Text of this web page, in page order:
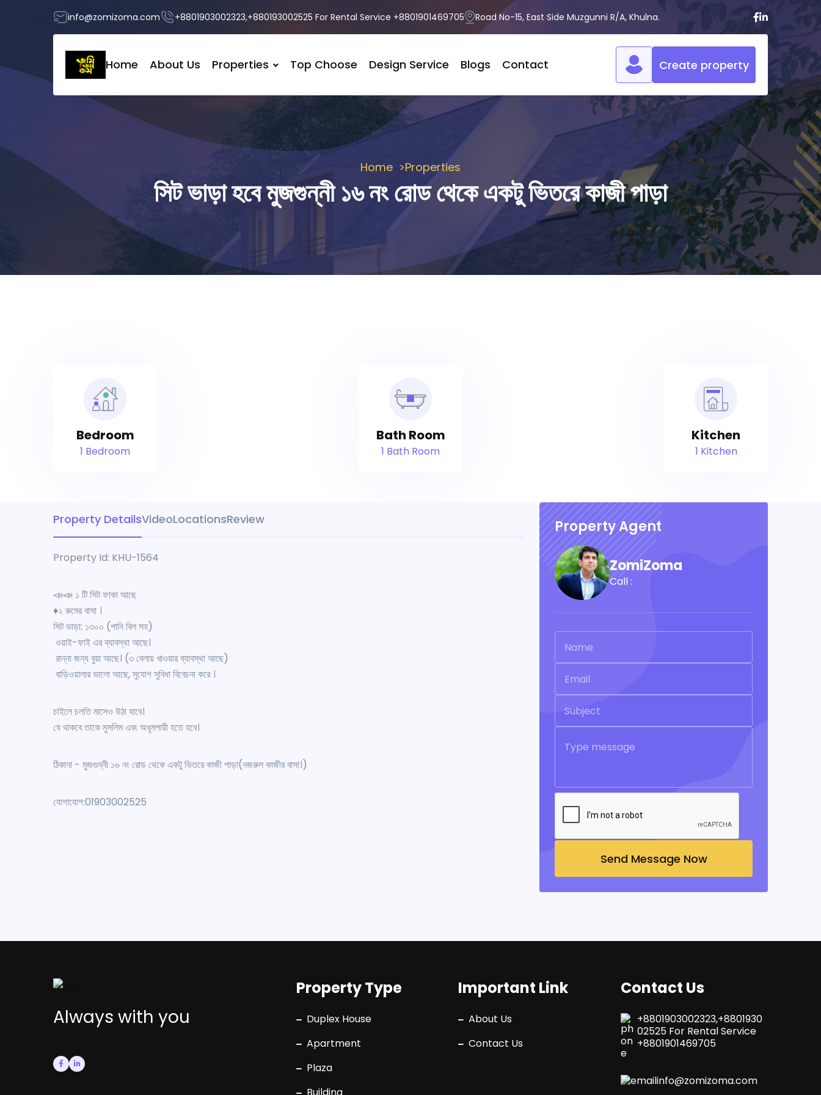
info@zomizoma.com +8801903002323,+880193002525 For Rental Service +8801901469705 Road No-15, East Side Muzgunni R/A, Khulna.
Home About Us Properties Top Choose Design Service Blogs Contact Create property
Home Properties
সিট ভাড়া হবে মুজগুন্নী ১৬ নং রোড থেকে একটু ভিতরে কাজী পাড়া
Bedroom
1 Bedroom
Bath Room
1 Bath Room
Kitchen
1 Kitchen
Property DetailsVideoLocationsReview
Property Id: KHU-1564
📣📣 ১ টি সিট ফাকা আছে
♦️২ রুমের বাসা ।
সিট ভাড়া: ১৩০০ (পানি বিল সহ)
ওয়াই-ফাই এর ব্যাবস্থা আছে।
রান্না জন্য বুয়া আছে। (৩ বেলায় খাওয়ার ব্যাবস্থা আছে)
বাড়িওয়ালার ভালো আছে, সুযোগ সুবিধা বিবেচনা করে ।
চাইলে চলতি মাসেও উঠা যাবে।
যে থাকবে তাকে মুসলিম এবং অধূমপায়ী হতে হবে।
ঠিকানা - মুজগুন্নী ১৬ নং রোড থেকে একটু ভিতরে কাজী পাড়া(নজরুল কাজীর বাসা।)
যোগাযোগ:01903002525
Property Agent
ZomiZoma
Call :
Send Message Now
Always with you
Property Type
Duplex House
Apartment
Plaza
Important Link
About Us
Contact Us
Contact Us
+8801903002323,+8801930
02525 For Rental Service
+8801901469705
info@zomizoma.com